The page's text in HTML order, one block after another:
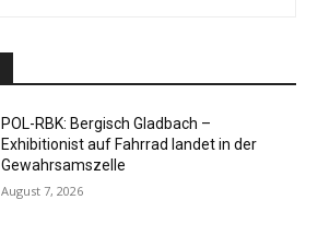
POL-RBK: Bergisch Gladbach –
Exhibitionist auf Fahrrad landet in der
Gewahrsamszelle
August 7, 2026